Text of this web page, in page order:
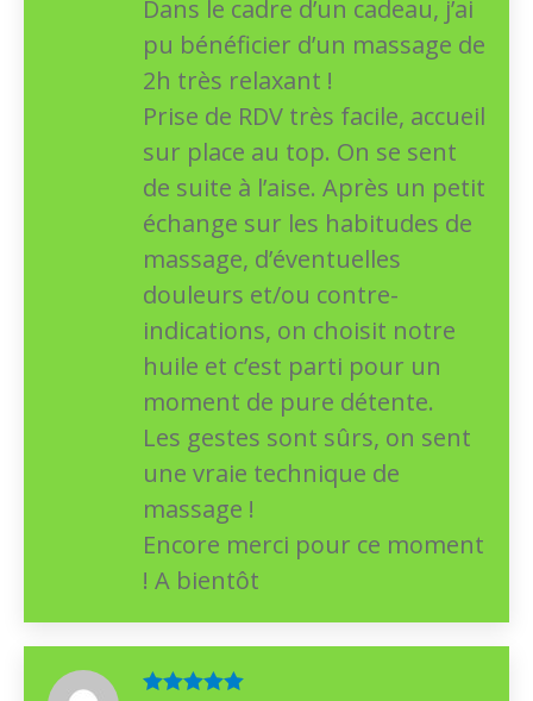
Dans le cadre d’un cadeau, j’ai
pu bénéficier d’un massage de
2h très relaxant !
Prise de RDV très facile, accueil
sur place au top. On se sent
de suite à l’aise. Après un petit
échange sur les habitudes de
massage, d’éventuelles
douleurs et/ou contre-
indications, on choisit notre
huile et c’est parti pour un
moment de pure détente.
Les gestes sont sûrs, on sent
une vraie technique de
massage !
Encore merci pour ce moment
! A bientôt